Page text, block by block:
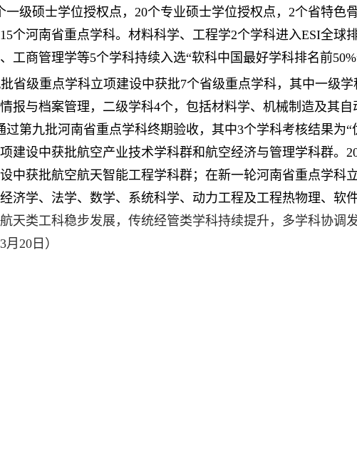
一级硕士学位授权点，20个专业硕士学位授权点，2个省特色
个河南省重点学科。材料科学、工程学2个学科进入ESI全球
工商管理学等5个学科持续入选“软科中国最好学科排名前
省级重点学科立项建设中获批7个省级重点学科，其中一级
报与档案管理，二级学科4个，包括材料学、机械制造及其
过第九批河南省重点学科终期验收，其中3个学科考核结果为“
建设中获批航空产业技术学科群和航空经济与管理学科群。
中获批航空航天智能工程学科群；在新一轮河南省重点学科
济学、法学、数学、系统科学、动力工程及工程热物理、软
天类工科稳步发展，传统经管类学科持续提升，多学科协调
20日）